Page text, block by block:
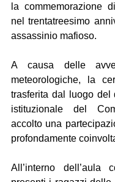
la commemorazione
nel trentatreesimo
assassinio mafioso.
A causa delle
meteorologiche, la
trasferita dal luogo del
istituzionale del
accolto una
profondamente
All’interno dell’aula